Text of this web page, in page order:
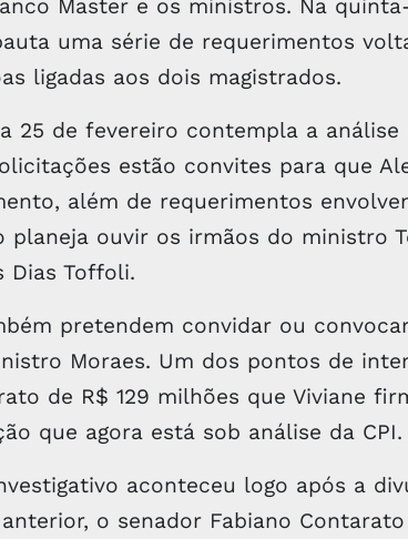
Master e os ministros. Na
uma série de requerimentos
ligadas aos dois magistrados.
25 de fevereiro contempla a análise
estão convites para que
além de requerimentos
planeja ouvir os irmãos do ministro
Dias Toffoli.
pretendem convidar ou
Moraes. Um dos pontos de
de R$ 129 milhões que Viviane
que agora está sob análise da CPI.
aconteceu logo após a
o senador Fabiano Contarato